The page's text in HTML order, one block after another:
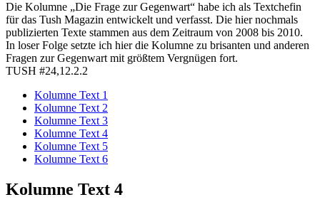
Die Kolumne „Die Frage zur Gegenwart“ habe ich als Textchefin
für das Tush Magazin entwickelt und verfasst. Die hier nochmals
publizierten Texte stammen aus dem Zeitraum von 2008 bis 2010.
In loser Folge setzte ich hier die Kolumne zu brisanten und anderen
Fragen zur Gegenwart mit größtem Vergnügen fort.
TUSH #24,12.2.2
Kolumne Text 1
Kolumne Text 2
Kolumne Text 3
Kolumne Text 4
Kolumne Text 5
Kolumne Text 6
Kolumne Text 4